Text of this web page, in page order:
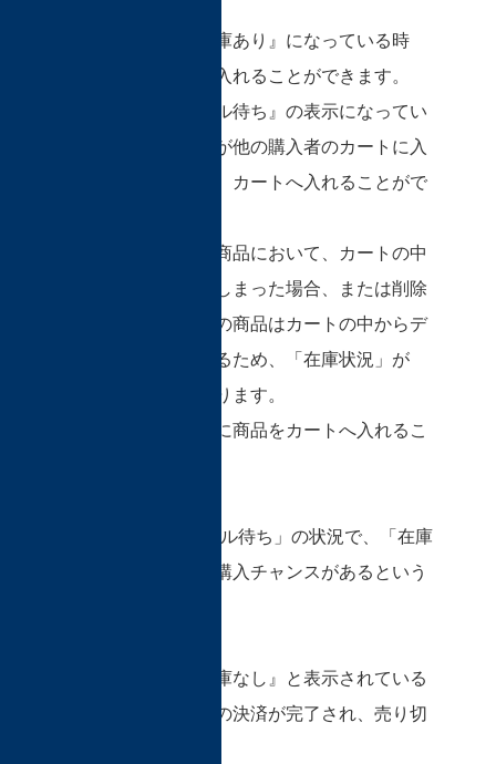
「在庫状況」が『在庫あり』になっている時
は、カートに商品を入れることができます。
しかし、『キャンセル待ち』の表示になってい
る時は、全ての在庫が他の購入者のカートに入
っている状況のため、カートへ入れることがで
ただし、どなたかの商品において、カートの中
で有効時間が切れてしまった場合、または削除
された場合には、その商品はカートの中からデ
ィーラーの在庫に戻るため、「在庫状況」が
『在庫あり』に変わります。
こうなった時、新たに商品をカートへ入れるこ
“つまり、「キャンセル待ち」の状況で、「在庫
なし」となるまでは購入チャンスがあるという
「在庫状況」が『在庫なし』と表示されている
場合は、全ての商品の決済が完了され、売り切